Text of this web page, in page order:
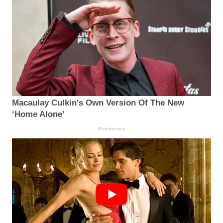
Macaulay Culkin's Own Version Of The New
‘Home Alone’
Brainberries